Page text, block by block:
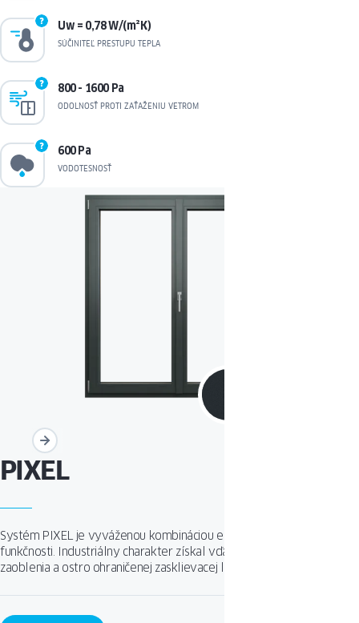
Uw = 0,78 W/(m²K)
SÚČINITEĽ PRESTUPU TEPLA
800 - 1600 Pa
ODOLNOSŤ PROTI ZAŤAŽENIU VETROM
600 Pa
VODOTESNOSŤ
PIXEL
Systém PIXEL je vyváženou kombináciou elegancie, estetiky a
funkčnosti. Industriálny charakter získal vďaka použitiu profilov bez
zaoblenia a ostro ohraničenej zasklievacej lišty.